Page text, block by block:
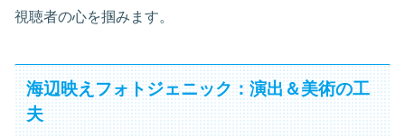
視聴者の心を掴みます。
海辺映えフォトジェニック：演出＆美術の工
夫